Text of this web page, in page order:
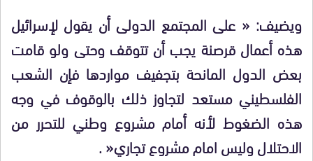
ويضيف: « على المجتمع الدولى أن يقول لإسرائيل
هذه أعمال قرصنة يجب أن تتوقف وحتى ولو قامت
بعض الدول المانحة بتجفيف مواردها فإن الشعب
الفلسطيني مستعد لتجاوز ذلك بالوقوف في وجه
هذه الضغوط لأنه أمام مشروع وطني للتحرر من
الاحتلال وليس امام مشروع تجاري« .